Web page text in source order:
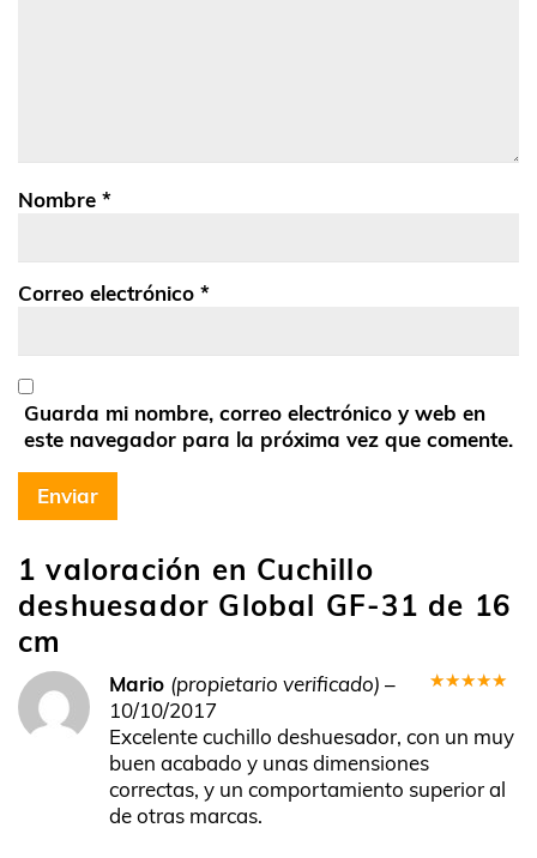
1 valoración en Cuchillo
deshuesador Global GF-31 de 16
cm
Mario (propietario verificado) –
10/10/2017
Excelente cuchillo deshuesador, con un muy
buen acabado y unas dimensiones
correctas, y un comportamiento superior al
de otras marcas.
Nombre *
Correo electrónico *
Guarda mi nombre, correo electrónico y web en
este navegador para la próxima vez que comente.